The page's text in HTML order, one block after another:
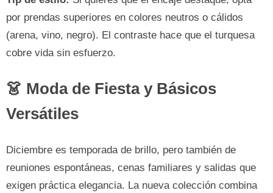
por prendas superiores en colores neutros o cálidos
(arena, vino, negro). El contraste hace que el turquesa
cobre vida sin esfuerzo.
👗 Moda de Fiesta y Básicos
Versátiles
Diciembre es temporada de brillo, pero también de
reuniones espontáneas, cenas familiares y salidas que
exigen práctica elegancia. La nueva colección combina